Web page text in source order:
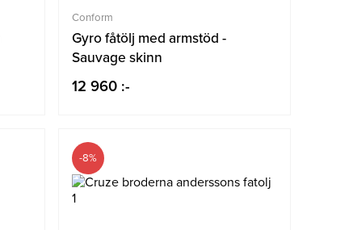
Conform
Gyro fåtölj med armstöd -
Sauvage skinn
12 960 :-
-8%